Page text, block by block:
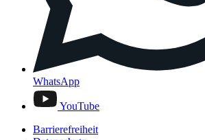
WhatsApp
YouTube
Barrierefreiheit